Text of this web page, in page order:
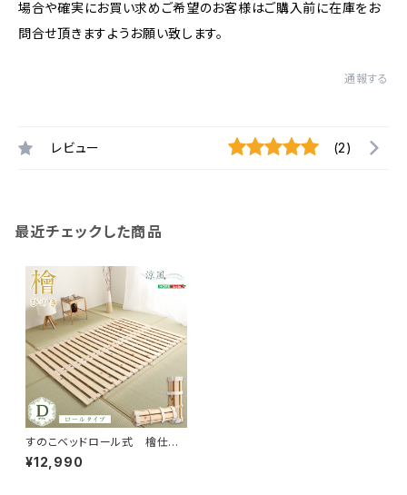
場合や確実にお買い求めご希望のお客様はご購入前に在庫をお
問合せ頂きますようお願い致します。
通報する
レビュー (2)
最近チェックした商品
すのこベッドロール式 檜仕様
(ダブル)【涼風】 HNK-R-D
¥12,990